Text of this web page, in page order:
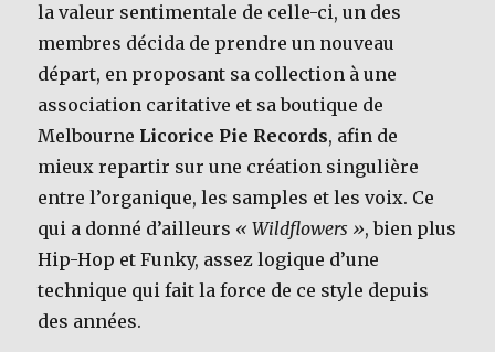
la valeur sentimentale de celle-ci, un des
membres décida de prendre un nouveau
départ, en proposant sa collection à une
association caritative et sa boutique de
Melbourne Licorice Pie Records, afin de
mieux repartir sur une création singulière
entre l’organique, les samples et les voix. Ce
qui a donné d’ailleurs « Wildflowers », bien plus
Hip-Hop et Funky, assez logique d’une
technique qui fait la force de ce style depuis
des années.